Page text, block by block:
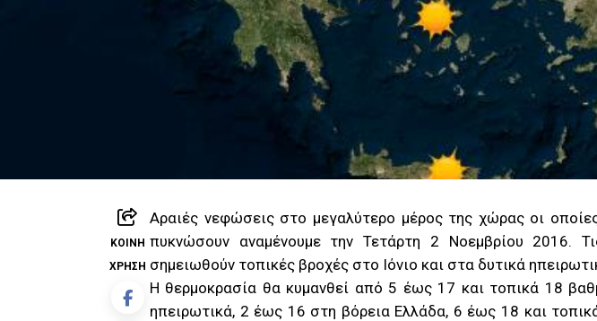
ΚΟΙΝΉ
ΧΡΉΣΗ
Αραιές νεφώσεις στο μεγαλύτερο μέρος της χώρας οι
πυκνώσουν αναμένουμε την Τετάρτη 2 Νοεμβρίου 2016.
σημειωθούν τοπικές βροχές στο Ιόνιο και στα δυτικά
Η θερμοκρασία θα κυμανθεί από 5 έως 17 και τοπικά 18
ηπειρωτικά, 2 έως 16 στη βόρεια Ελλάδα, 6 έως 18 και